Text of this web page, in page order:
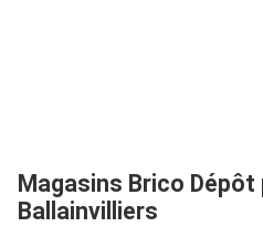
Magasins Brico Dépôt
Ballainvilliers